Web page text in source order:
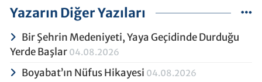
Yazarın Diğer Yazıları
Bir Şehrin Medeniyeti, Yaya Geçidinde Durduğu
Yerde Başlar 04.08.2026
Boyabat’ın Nüfus Hikayesi 04.08.2026